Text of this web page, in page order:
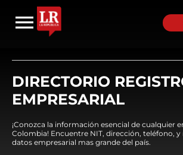
DIRECTORIO
EMPRESARIAL
¡Conozca la información esencial de cualquier
Colombia! Encuentre NIT, dirección, teléfono, y
datos empresarial mas grande del país.